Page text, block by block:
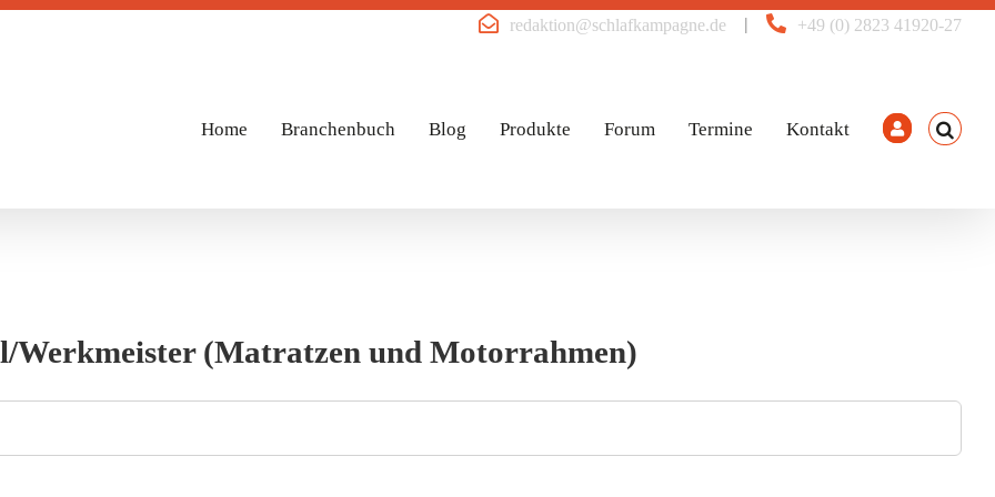
+49 (0) 2823 41920-27
|
redaktion@schlafkampagne.de
Home Branchenbuch Blog Produkte Forum Termine Kontakt
Werkmeister (Matratzen und Motorrahmen)